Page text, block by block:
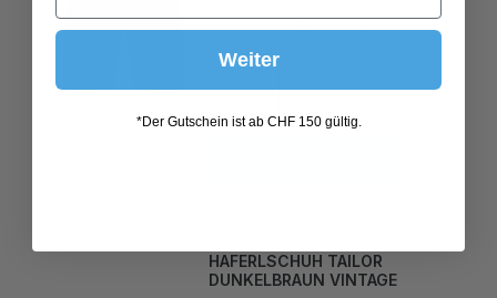
DUNKELBRAUN VINTAGE
99,00 CHF*
Weiter
*Der Gutschein ist ab CHF 150 gültig.